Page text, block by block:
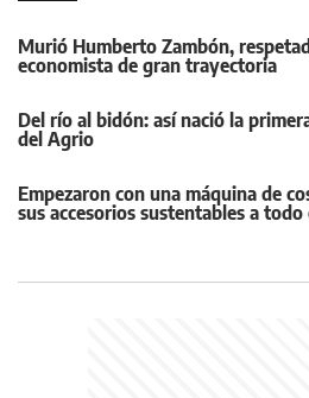
Murió Humberto Zambón,
economista de gran trayectoria
Del río al bidón: así nació la
del Agrio
Empezaron con una máquina de
sus accesorios sustentables a